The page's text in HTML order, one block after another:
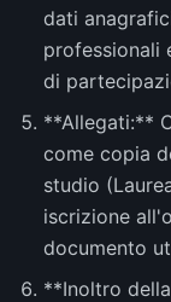
dati
professionali
di
**Allegati:**
come copia
studio
iscrizione
documento
**Inoltro